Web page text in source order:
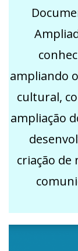
ampliando
cultural,
ampliação
criação de